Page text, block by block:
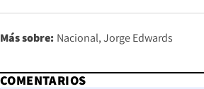
Más sobre: Nacional Jorge Edwards
COMENTARIOS